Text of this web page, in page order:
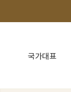
국가대표